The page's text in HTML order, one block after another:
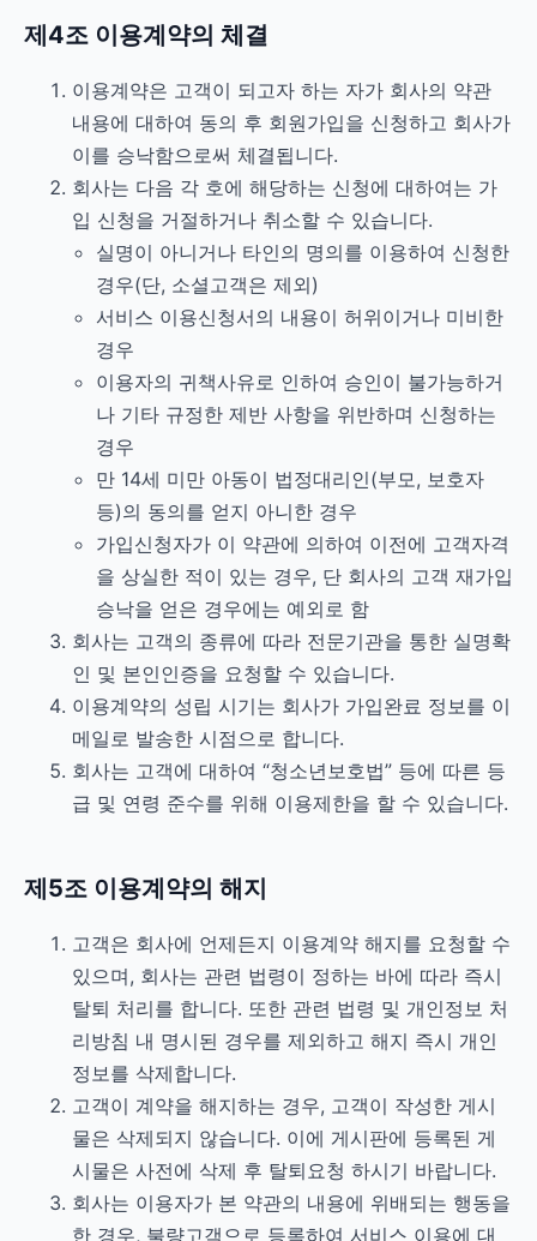
제4조 이용계약의 체결
이용계약은 고객이 되고자 하는 자가 회사의 약관
내용에 대하여 동의 후 회원가입을 신청하고 회사가
이를 승낙함으로써 체결됩니다.
회사는 다음 각 호에 해당하는 신청에 대하여는 가
입 신청을 거절하거나 취소할 수 있습니다.
실명이 아니거나 타인의 명의를 이용하여 신청한
경우(단, 소셜고객은 제외)
서비스 이용신청서의 내용이 허위이거나 미비한
경우
이용자의 귀책사유로 인하여 승인이 불가능하거
나 기타 규정한 제반 사항을 위반하며 신청하는
경우
만 14세 미만 아동이 법정대리인(부모, 보호자
등)의 동의를 얻지 아니한 경우
가입신청자가 이 약관에 의하여 이전에 고객자격
을 상실한 적이 있는 경우, 단 회사의 고객 재가입
승낙을 얻은 경우에는 예외로 함
회사는 고객의 종류에 따라 전문기관을 통한 실명확
인 및 본인인증을 요청할 수 있습니다.
이용계약의 성립 시기는 회사가 가입완료 정보를 이
메일로 발송한 시점으로 합니다.
회사는 고객에 대하여 “청소년보호법” 등에 따른 등
급 및 연령 준수를 위해 이용제한을 할 수 있습니다.
제5조 이용계약의 해지
고객은 회사에 언제든지 이용계약 해지를 요청할 수
있으며, 회사는 관련 법령이 정하는 바에 따라 즉시
탈퇴 처리를 합니다. 또한 관련 법령 및 개인정보 처
리방침 내 명시된 경우를 제외하고 해지 즉시 개인
정보를 삭제합니다.
고객이 계약을 해지하는 경우, 고객이 작성한 게시
물은 삭제되지 않습니다. 이에 게시판에 등록된 게
시물은 사전에 삭제 후 탈퇴요청 하시기 바랍니다.
회사는 이용자가 본 약관의 내용에 위배되는 행동을
한 경우, 불량고객으로 등록하여 서비스 이용에 대